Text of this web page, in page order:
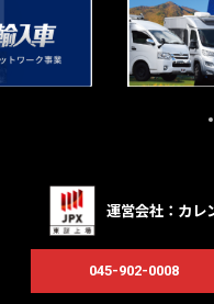
045-902-0008
運営会社：カレ
「輸入名車専門店ガレージカ